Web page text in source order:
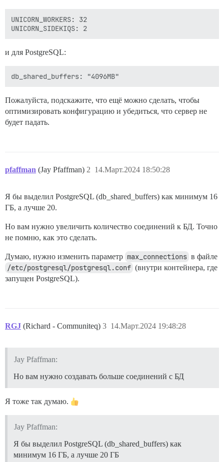
UNICORN_WORKERS: 32
и для PostgreSQL:
Пожалуйста, подскажите, что ещё можно сделать, чтобы
оптимизировать конфигурацию и убедиться, что сервер не
будет падать.
pfaffman (Jay Pfaffman) 14.Март.2024 18:50:28
2
Я бы выделил PostgreSQL (db_shared_buffers) как минимум 16
ГБ, а лучше 20.
Но вам нужно увеличить количество соединений к БД. Точно
не помню, как это сделать.
Думаю, нужно изменить параметр max_connections в файле
/etc/postgresql/postgresql.conf (внутри контейнера, где
запущен PostgreSQL).
RGJ (Richard - Communiteq) 14.Март.2024 19:48:28
3
Jay Pfaffman:
Но вам нужно создавать больше соединений с БД
Я тоже так думаю.
Jay Pfaffman:
Я бы выделил PostgreSQL (db_shared_buffers) как
минимум 16 ГБ, а лучше 20 ГБ